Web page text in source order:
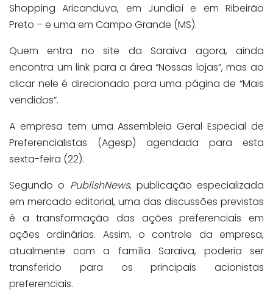
Shopping Aricanduva, em Jundiaí e em Ribeirão
Preto – e uma em Campo Grande (MS).
Quem entra no site da Saraiva agora, ainda
encontra um link para a área “Nossas lojas”, mas ao
clicar nele é direcionado para uma página de “Mais
vendidos”.
A empresa tem uma Assembleia Geral Especial de
Preferencialistas (Agesp) agendada para esta
sexta-feira (22).
Segundo o PublishNews, publicação especializada
em mercado editorial, uma das discussões previstas
é a transformação das ações preferenciais em
ações ordinárias. Assim, o controle da empresa,
atualmente com a família Saraiva, poderia ser
transferido para os principais acionistas
preferenciais.